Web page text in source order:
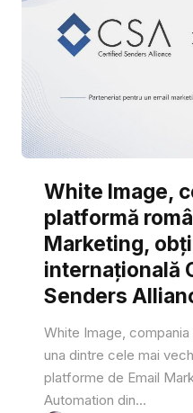
White Image,
platformă
Marketing,
internațională
Senders
White Image,
una dintre cele mai
platforme de Email
Automation din...